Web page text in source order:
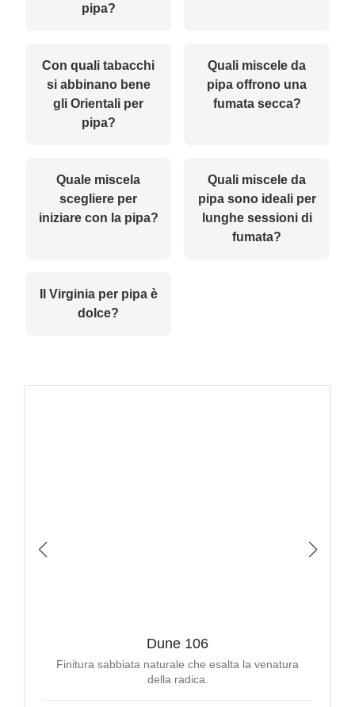
pipa?
Con quali tabacchi
si abbinano bene
gli Orientali per
pipa?
Quali miscele da
pipa offrono una
fumata secca?
Quale miscela
scegliere per
iniziare con la pipa?
Quali miscele da
pipa sono ideali per
lunghe sessioni di
fumata?
Il Virginia per pipa è
dolce?
Dune 106
Finitura sabbiata naturale che esalta la venatura
della radica.